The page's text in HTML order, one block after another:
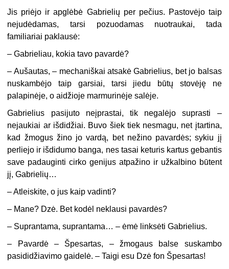
Jis priėjo ir apglėbė Gabrielių per pečius. Pastovėjo taip
nejudėdamas, tarsi pozuodamas nuotraukai, tada
familiariai paklausė:
– Gabrieliau, kokia tavo pavardė?
– Aušautas, – mechaniškai atsakė Gabrielius, bet jo balsas
nuskambėjo taip garsiai, tarsi jiedu būtų stovėję ne
palapinėje, o aidžioje marmurinėje salėje.
Gabrielius pasijuto neįprastai, tik negalėjo suprasti –
nejaukiai ar išdidžiai. Buvo šiek tiek nesmagu, net įtartina,
kad žmogus žino jo vardą, bet nežino pavardės; sykiu jį
perliejo ir išdidumo banga, nes tasai keturis kartus gebantis
save padauginti cirko genijus atpažino ir užkalbino būtent
jį, Gabrielių…
– Atleiskite, o jus kaip vadinti?
– Mane? Dzė. Bet kodėl neklausi pavardės?
– Suprantama, suprantama… – ėmė linksėti Gabrielius.
– Pavardė – Špesartas, – žmogaus balse suskambo
pasididžiavimo gaidelė. – Taigi esu Dzė fon Špesartas!